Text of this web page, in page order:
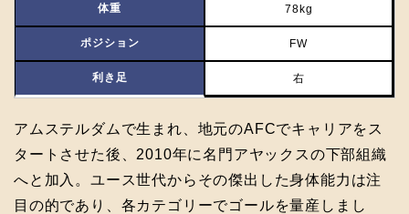
体重 78kg
ポジション FW
利き足 右
アムステルダムで生まれ、地元のAFCでキャリアをス
タートさせた後、2010年に名門アヤックスの下部組織
へと加入。ユース世代からその傑出した身体能力は注
目の的であり、各カテゴリーでゴールを量産しまし